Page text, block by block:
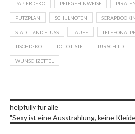
PAPIERDEKO PFLEGEHINWEISE PIRATEN
PUTZPLAN SCHULNOTEN
STADT LAND FLUSS TAUFE
TISCHDEKO TO DO LISTE TÜRSCHILD
WUNSCHZETTEL
helpfully für alle
"Sexy ist eine Ausstrahlung, keine